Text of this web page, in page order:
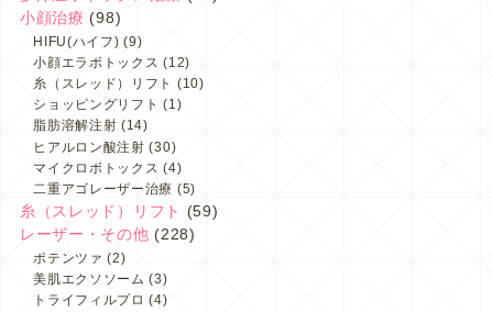
小顔治療 (98)
HIFU(ハイフ) (9)
小顔エラボトックス (12)
糸（スレッド）リフト (10)
ショッピングリフト (1)
脂肪溶解注射 (14)
ヒアルロン酸注射 (30)
マイクロボトックス (4)
二重アゴレーザー治療 (5)
糸（スレッド）リフト
(59)
レーザー・その他 (228)
ポテンツァ (2)
美肌エクソソーム (3)
トライフィルプロ (4)